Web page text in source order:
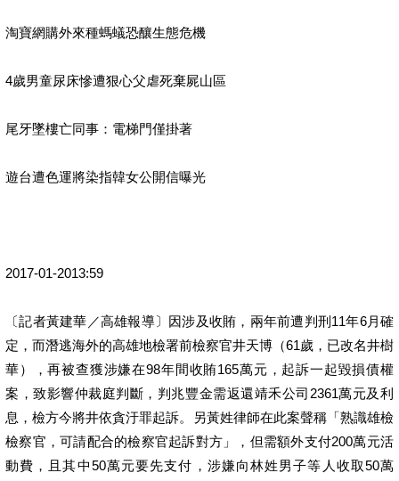
淘寶網購外來種螞蟻恐釀生態危機
4歲男童尿床慘遭狠心父虐死棄屍山區
尾牙墜樓亡同事：電梯門僅掛著
遊台遭色運將染指韓女公開信曝光
2017-01-2013:59
〔記者黃建華／高雄報導〕因涉及收賄，兩年前遭判刑11年6月確
定，而潛逃海外的高雄地檢署前檢察官井天博（61歲，已改名井樹
華），再被查獲涉嫌在98年間收賄165萬元，起訴一起毀損債權
案，致影響仲裁庭判斷，判兆豐金需返還靖禾公司2361萬元及利
息，檢方今將井依貪汙罪起訴。另黃姓律師在此案聲稱「熟識雄檢
檢察官，可請配合的檢察官起訴對方」，但需額外支付200萬元活
動費，且其中50萬元要先支付，涉嫌向林姓男子等人收取50萬